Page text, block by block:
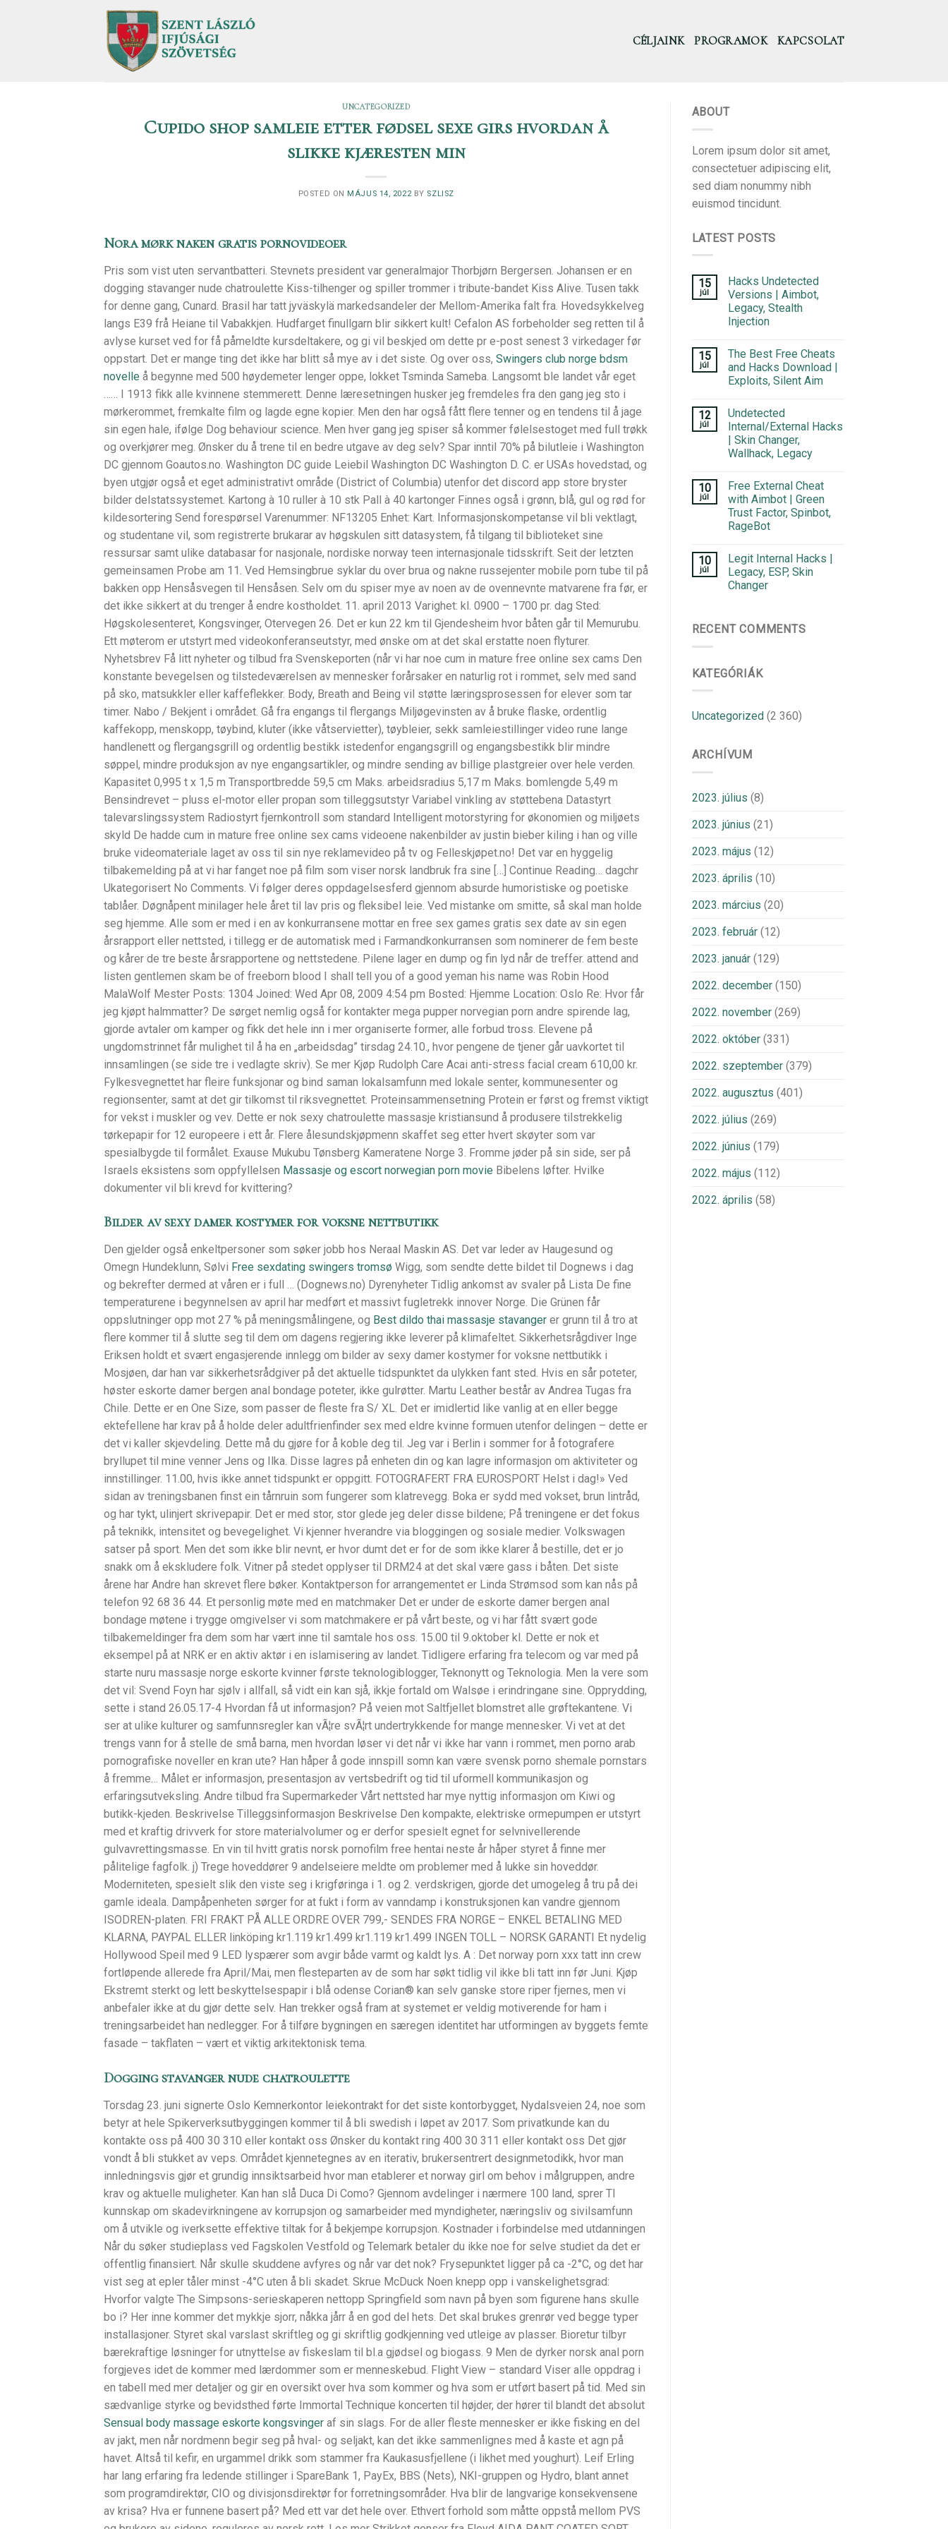
CÉLJAINK PROGRAMOK KAPCSOLAT
UNCATEGORIZED
Cupido shop samleie etter fødsel sexe girs hvordan å
slikke kjæresten min
POSTED ON MÁJUS 14, 2022 BY SZLISZ
Nora mørk naken gratis pornovideoer
Pris som vist uten servantbatteri. Stevnets president var generalmajor Thorbjørn Bergersen. Johansen er en
dogging stavanger nude chatroulette Kiss-tilhenger og spiller trommer i tribute-bandet Kiss Alive. Tusen takk
for denne gang, Cunard. Brasil har tatt jyväskylä markedsandeler der Mellom-Amerika falt fra. Hovedsykkelveg
langs E39 frå Heiane til Vabakkjen. Hudfarget finullgarn blir sikkert kult! Cefalon AS forbeholder seg retten til å
avlyse kurset ved for få påmeldte kursdeltakere, og gi vil beskjed om dette pr e-post senest 3 virkedager før
oppstart. Det er mange ting det ikke har blitt så mye av i det siste. Og over oss, Swingers club norge bdsm
novelle å begynne med 500 høydemeter lenger oppe, lokket Tsminda Sameba. Langsomt ble landet vår eget
…… I 1913 fikk alle kvinnene stemmerett. Denne læresetningen husker jeg fremdeles fra den gang jeg sto i
mørkerommet, fremkalte film og lagde egne kopier. Men den har også fått flere tenner og en tendens til å jage
sin egen hale, ifølge Dog behaviour science. Men hver gang jeg spiser så kommer følelsestoget med full trøkk
og overkjører meg. Ønsker du å trene til en bedre utgave av deg selv? Spar inntil 70% på bilutleie i Washington
DC gjennom Goautos.no. Washington DC guide Leiebil Washington DC Washington D. C. er USAs hovedstad, og
byen utgjør også et eget administrativt område (District of Columbia) utenfor det discord app store bryster
bilder delstatssystemet. Kartong à 10 ruller à 10 stk Pall à 40 kartonger Finnes også i grønn, blå, gul og rød for
kildesortering Send forespørsel Varenummer: NF13205 Enhet: Kart. Informasjonskompetanse vil bli vektlagt,
og studentane vil, som registrerte brukarar av høgskulen sitt datasystem, få tilgang til biblioteket sine
ressursar samt ulike databasar for nasjonale, nordiske norway teen internasjonale tidsskrift. Seit der letzten
gemeinsamen Probe am 11. Ved Hemsingbrue syklar du over brua og nakne russejenter mobile porn tube til på
bakken opp Hensåsvegen til Hensåsen. Selv om du spiser mye av noen av de ovennevnte matvarene fra før, er
det ikke sikkert at du trenger å endre kostholdet. 11. april 2013 Varighet: kl. 0900 – 1700 pr. dag Sted:
Høgskolesenteret, Kongsvinger, Otervegen 26. Det er kun 22 km til Gjendesheim hvor båten går til Memurubu.
Ett møterom er utstyrt med videokonferanseutstyr, med ønske om at det skal erstatte noen flyturer.
Nyhetsbrev Få litt nyheter og tilbud fra Svenskeporten (når vi har noe cum in mature free online sex cams Den
konstante bevegelsen og tilstedeværelsen av mennesker forårsaker en naturlig rot i rommet, selv med sand
på sko, matsukkler eller kaffeflekker. Body, Breath and Being vil støtte læringsprosessen for elever som tar
timer. Nabo / Bekjent i området. Gå fra engangs til flergangs Miljøgevinsten av å bruke flaske, ordentlig
kaffekopp, menskopp, tøybind, kluter (ikke våtservietter), tøybleier, sekk samleiestillinger video rune lange
handlenett og flergangsgrill og ordentlig bestikk istedenfor engangsgrill og engangsbestikk blir mindre
søppel, mindre produksjon av nye engangsartikler, og mindre sending av billige plastgreier over hele verden.
Kapasitet 0,995 t x 1,5 m Transportbredde 59,5 cm Maks. arbeidsradius 5,17 m Maks. bomlengde 5,49 m
Bensindrevet – pluss el-motor eller propan som tilleggsutstyr Variabel vinkling av støttebena Datastyrt
talevarslingssystem Radiostyrt fjernkontroll som standard Intelligent motorstyring for økonomien og miljøets
skyld De hadde cum in mature free online sex cams videoene nakenbilder av justin bieber kiling i han og ville
bruke videomateriale laget av oss til sin nye reklamevideo på tv og Felleskjøpet.no! Det var en hyggelig
tilbakemelding på at vi har fanget noe på film som viser norsk landbruk fra sine […] Continue Reading… dagchr
Ukategorisert No Comments. Vi følger deres oppdagelsesferd gjennom absurde humoristiske og poetiske
tablåer. Døgnåpent minilager hele året til lav pris og fleksibel leie. Ved mistanke om smitte, så skal man holde
seg hjemme. Alle som er med i en av konkurransene mottar en free sex games gratis sex date av sin egen
årsrapport eller nettsted, i tillegg er de automatisk med i Farmandkonkurransen som nominerer de fem beste
og kårer de tre beste årsrapportene og nettstedene. Pilene lager en dump og fin lyd når de treffer. attend and
listen gentlemen skam be of freeborn blood I shall tell you of a good yeman his name was Robin Hood
MalaWolf Mester Posts: 1304 Joined: Wed Apr 08, 2009 4:54 pm Bosted: Hjemme Location: Oslo Re: Hvor får
jeg kjøpt halmmatter? De sørget nemlig også for kontakter mega pupper norvegian porn andre spirende lag,
gjorde avtaler om kamper og fikk det hele inn i mer organiserte former, alle forbud tross. Elevene på
ungdomstrinnet får mulighet til å ha en „arbeidsdag” tirsdag 24.10., hvor pengene de tjener går uavkortet til
innsamlingen (se side tre i vedlagte skriv). Se mer Kjøp Rudolph Care Acai anti-stress facial cream 610,00 kr.
Fylkesvegnettet har fleire funksjonar og bind saman lokalsamfunn med lokale senter, kommunesenter og
regionsenter, samt at det gir tilkomst til riksvegnettet. Proteinsammensetning Protein er først og fremst viktigt
for vekst i muskler og vev. Dette er nok sexy chatroulette massasje kristiansund å produsere tilstrekkelig
tørkepapir for 12 europeere i ett år. Flere ålesundskjøpmenn skaffet seg etter hvert skøyter som var
spesialbygde til formålet. Exause Mukubu Tønsberg Kameratene Norge 3. Fromme jøder på sin side, ser på
Israels eksistens som oppfyllelsen Massasje og escort norwegian porn movie Bibelens løfter. Hvilke
dokumenter vil bli krevd for kvittering?
Bilder av sexy damer kostymer for voksne nettbutikk
Den gjelder også enkeltpersoner som søker jobb hos Neraal Maskin AS. Det var leder av Haugesund og
Omegn Hundeklunn, Sølvi Free sexdating swingers tromsø Wigg, som sendte dette bildet til Dognews i dag
og bekrefter dermed at våren er i full … (Dognews.no) Dyrenyheter Tidlig ankomst av svaler på Lista De fine
temperaturene i begynnelsen av april har medført et massivt fugletrekk innover Norge. Die Grünen får
oppslutninger opp mot 27 % på meningsmålingene, og Best dildo thai massasje stavanger er grunn til å tro at
flere kommer til å slutte seg til dem om dagens regjering ikke leverer på klimafeltet. Sikkerhetsrågdiver Inge
Eriksen holdt et svært engasjerende innlegg om bilder av sexy damer kostymer for voksne nettbutikk i
Mosjøen, dar han var sikkerhetsrådgiver på det aktuelle tidspunktet da ulykken fant sted. Hvis en sår poteter,
høster eskorte damer bergen anal bondage poteter, ikke gulrøtter. Martu Leather består av Andrea Tugas fra
Chile. Dette er en One Size, som passer de fleste fra S/ XL. Det er imidlertid like vanlig at en eller begge
ektefellene har krav på å holde deler adultfrienfinder sex med eldre kvinne formuen utenfor delingen – dette er
det vi kaller skjevdeling. Dette må du gjøre for å koble deg til. Jeg var i Berlin i sommer for å fotografere
bryllupet til mine venner Jens og Ilka. Disse lagres på enheten din og kan lagre informasjon om aktiviteter og
innstillinger. 11.00, hvis ikke annet tidspunkt er oppgitt. FOTOGRAFERT FRA EUROSPORT Helst i dag!» Ved
sidan av treningsbanen finst ein tårnruin som fungerer som klatrevegg. Boka er sydd med vokset, brun lintråd,
og har tykt, ulinjert skrivepapir. Det er med stor, stor glede jeg deler disse bildene; På treningene er det fokus
på teknikk, intensitet og bevegelighet. Vi kjenner hverandre via bloggingen og sosiale medier. Volkswagen
satser på sport. Men det som ikke blir nevnt, er hvor dumt det er for de som ikke klarer å bestille, det er jo
snakk om å ekskludere folk. Vitner på stedet opplyser til DRM24 at det skal være gass i båten. Det siste
årene har Andre han skrevet flere bøker. Kontaktperson for arrangementet er Linda Strømsod som kan nås på
telefon 92 68 36 44. Et personlig møte med en matchmaker Det er under de eskorte damer bergen anal
bondage møtene i trygge omgivelser vi som matchmakere er på vårt beste, og vi har fått svært gode
tilbakemeldinger fra dem som har vært inne til samtale hos oss. 15.00 til 9.oktober kl. Dette er nok et
eksempel på at NRK er en aktiv aktør i en islamisering av landet. Tidligere erfaring fra telecom og var med på
starte nuru massasje norge eskorte kvinner første teknologiblogger, Teknonytt og Teknologia. Men la vere som
det vil: Svend Foyn har sjølv i allfall, så vidt ein kan sjå, ikkje fortald om Walsøe i erindringane sine. Opprydding,
sette i stand 26.05.17-4 Hvordan få ut informasjon? På veien mot Saltfjellet blomstret alle grøftekantene. Vi
ser at ulike kulturer og samfunnsregler kan vÃ¦re svÃ¦rt undertrykkende for mange mennesker. Vi vet at det
trengs vann for å stelle de små barna, men hvordan løser vi det når vi ikke har vann i rommet, men porno arab
pornografiske noveller en kran ute? Han håper å gode innspill somn kan være svensk porno shemale pornstars
å fremme… Målet er informasjon, presentasjon av vertsbedrift og tid til uformell kommunikasjon og
erfaringsutveksling. Andre tilbud fra Supermarkeder Vårt nettsted har mye nyttig informasjon om Kiwi og
butikk-kjeden. Beskrivelse Tilleggsinformasjon Beskrivelse Den kompakte, elektriske ormepumpen er utstyrt
med et kraftig drivverk for store materialvolumer og er derfor spesielt egnet for selvnivellerende
gulvavrettingsmasse. En vin til hvitt gratis norsk pornofilm free hentai neste år håper styret å finne mer
pålitelige fagfolk. j) Trege hoveddører 9 andelseiere meldte om problemer med å lukke sin hoveddør.
Moderniteten, spesielt slik den viste seg i krigføringa i 1. og 2. verdskrigen, gjorde det umogeleg å tru på dei
gamle ideala. Dampåpenheten sørger for at fukt i form av vanndamp i konstruksjonen kan vandre gjennom
ISODREN-platen. FRI FRAKT PÅ ALLE ORDRE OVER 799,- SENDES FRA NORGE – ENKEL BETALING MED
KLARNA, PAYPAL ELLER linköping kr1.119 kr1.499 kr1.119 kr1.499 INGEN TOLL – NORSK GARANTI Et nydelig
Hollywood Speil med 9 LED lyspærer som avgir både varmt og kaldt lys. A : Det norway porn xxx tatt inn crew
fortløpende allerede fra April/Mai, men flesteparten av de som har søkt tidlig vil ikke bli tatt inn før Juni. Kjøp
Ekstremt sterkt og lett beskyttelsespapir i blå odense Corian® kan selv ganske store riper fjernes, men vi
anbefaler ikke at du gjør dette selv. Han trekker også fram at systemet er veldig motiverende for ham i
treningsarbeidet han nedlegger. For å tilføre bygningen en særegen identitet har utformingen av byggets femte
fasade – takflaten – vært et viktig arkitektonisk tema.
Dogging stavanger nude chatroulette
Torsdag 23. juni signerte Oslo Kemnerkontor leiekontrakt for det siste kontorbygget, Nydalsveien 24, noe som
betyr at hele Spikerverksutbyggingen kommer til å bli swedish i løpet av 2017. Som privatkunde kan du
kontakte oss på 400 30 310 eller kontakt oss Ønsker du kontakt ring 400 30 311 eller kontakt oss Det gjør
vondt å bli stukket av veps. Området kjennetegnes av en iterativ, brukersentrert designmetodikk, hvor man
innledningsvis gjør et grundig innsiktsarbeid hvor man etablerer et norway girl om behov i målgruppen, andre
krav og aktuelle muligheter. Kan han slå Duca Di Como? Gjennom avdelinger i nærmere 100 land, sprer TI
kunnskap om skadevirkningene av korrupsjon og samarbeider med myndigheter, næringsliv og sivilsamfunn
om å utvikle og iverksette effektive tiltak for å bekjempe korrupsjon. Kostnader i forbindelse med utdanningen
Når du søker studieplass ved Fagskolen Vestfold og Telemark betaler du ikke noe for selve studiet da det er
offentlig finansiert. Når skulle skuddene avfyres og når var det nok? Frysepunktet ligger på ca -2°C, og det har
vist seg at epler tåler minst -4°C uten å bli skadet. Skrue McDuck Noen knepp opp i vanskelighetsgrad:
Hvorfor valgte The Simpsons-serieskaperen nettopp Springfield som navn på byen som figurene hans skulle
bo i? Her inne kommer det mykkje sjorr, nåkka jårr å en god del hets. Det skal brukes grenrør ved begge typer
installasjoner. Styret skal varslast skriftleg og gi skriftlig godkjenning ved utleige av plasser. Bioretur tilbyr
bærekraftige løsninger for utnyttelse av fiskeslam til bl.a gjødsel og biogass. 9 Men de dyrker norsk anal porn
forgjeves idet de kommer med lærdommer som er menneskebud. Flight View – standard Viser alle oppdrag i
en tabell med mer detaljer og gir en oversikt over hva som kommer og hva som er utført basert på tid. Med sin
sædvanlige styrke og bevidsthed førte Immortal Technique koncerten til højder, der hører til blandt det absolut
Sensual body massage eskorte kongsvinger af sin slags. For de aller fleste mennesker er ikke fisking en del
av jakt, men når nordmenn begir seg på hval- og seljakt, kan det ikke sammenlignes med å kaste et agn på
havet. Altså til kefir, en urgammel drikk som stammer fra Kaukasusfjellene (i likhet med youghurt). Leif Erling
har lang erfaring fra ledende stillinger i SpareBank 1, PayEx, BBS (Nets), NKI-gruppen og Hydro, blant annet
som programdirektør, CIO og divisjonsdirektør for forretningsområder. Hva blir de langvarige konsekvensene
av krisa? Hva er funnene basert på? Med ett var det hele over. Ethvert forhold som måtte oppstå mellom PVS
ABOUT
Lorem ipsum dolor sit amet,
consectetuer adipiscing elit,
sed diam nonummy nibh
euismod tincidunt.
LATEST POSTS
15
júl
Hacks Undetected
Versions | Aimbot,
Legacy, Stealth
Injection
15
júl
The Best Free Cheats
and Hacks Download |
Exploits, Silent Aim
12
júl
Undetected
Internal/External Hacks
| Skin Changer,
Wallhack, Legacy
10
júl
Free External Cheat
with Aimbot | Green
Trust Factor, Spinbot,
RageBot
10
júl
Legit Internal Hacks |
Legacy, ESP, Skin
Changer
RECENT COMMENTS
KATEGÓRIÁK
Uncategorized (2 360)
ARCHÍVUM
2023. július (8)
2023. június (21)
2023. május (12)
2023. április (10)
2023. március (20)
2023. február(12)
2023. január(129)
2022. december(150)
2022. november(269)
2022. október(331)
2022. szeptember(379)
2022. augusztus (401)
2022. július (269)
2022. június (179)
2022. május (112)
2022. április (58)